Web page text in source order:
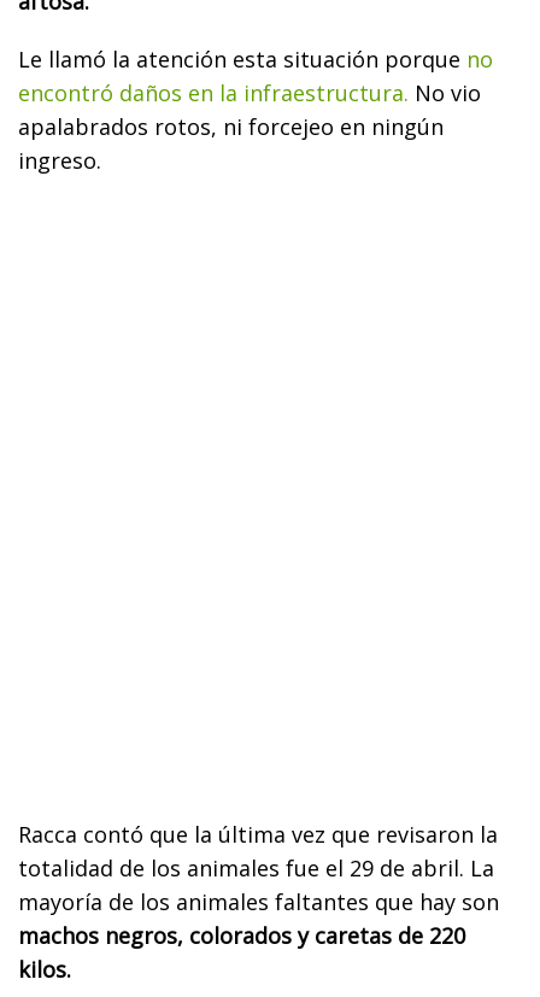
Le llamó la atención esta situación porque no
encontró daños en la infraestructura. No vio
apalabrados rotos, ni forcejeo en ningún
ingreso.
Racca contó que la última vez que revisaron la
totalidad de los animales fue el 29 de abril. La
mayoría de los animales faltantes que hay son
machos negros, colorados y caretas de 220
kilos.